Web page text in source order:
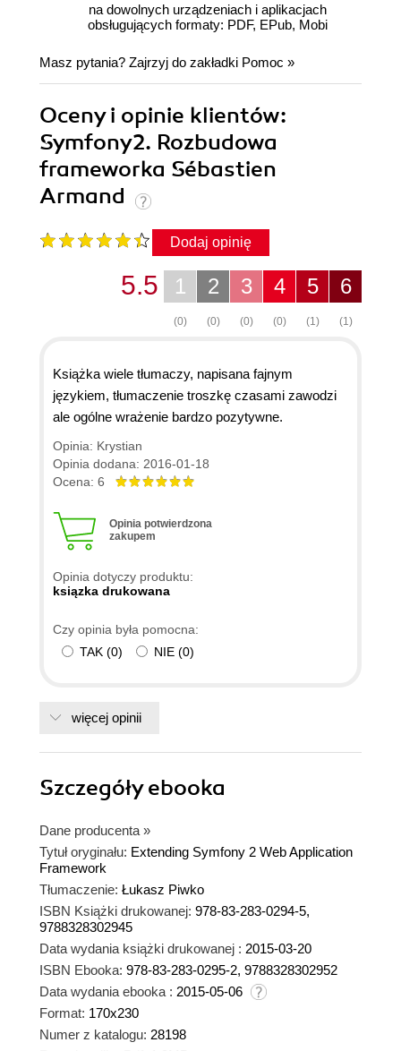
na dowolnych urządzeniach i aplikacjach
obsługujących formaty: PDF, EPub, Mobi
Masz pytania? Zajrzyj do zakładki Pomoc »
Oceny i opinie klientów:
Symfony2. Rozbudowa
frameworka Sébastien
Armand
Dodaj opinię
6
(1)
5
(1)
4
(0)
3
(0)
2
(0)
1
(0)
5.5
Książka wiele tłumaczy, napisana fajnym
językiem, tłumaczenie troszkę czasami zawodzi
ale ogólne wrażenie bardzo pozytywne.
Opinia: Krystian
Opinia dodana: 2016-01-18
Ocena: 6
Opinia potwierdzona
zakupem
Opinia dotyczy produktu:
ksiązka drukowana
Czy opinia była pomocna:
TAK (0) NIE (0)
więcej opinii
Szczegółyebooka
Dane producenta »
Tytuł oryginału: Extending Symfony 2 Web Application
Framework
Tłumaczenie: Łukasz Piwko
ISBN Książki drukowanej: 978-83-283-0294-5,
9788328302945
Data wydania książki drukowanej : 2015-03-20
ISBN Ebooka: 978-83-283-0295-2, 9788328302952
Data wydania ebooka : 2015-05-06
Format: 170x230
Numer z katalogu: 28198